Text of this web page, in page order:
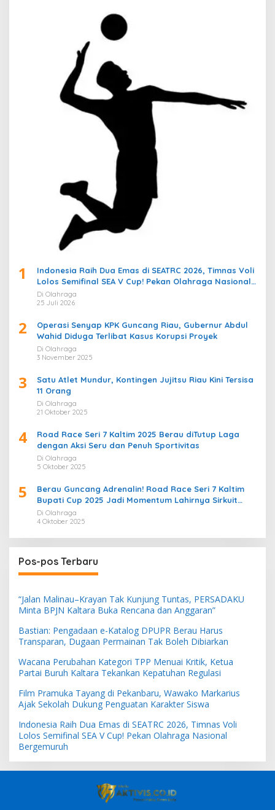
1
Indonesia Raih Dua Emas di SEATRC 2026, Timnas Voli
Lolos Semifinal SEA V Cup! Pekan Olahraga Nasional
Bergemuruh
Di Olahraga
25 Juli 2026
2
Operasi Senyap KPK Guncang Riau, Gubernur Abdul
Wahid Diduga Terlibat Kasus Korupsi Proyek
Di Olahraga
3 November 2025
3
Satu Atlet Mundur, Kontingen Jujitsu Riau Kini Tersisa
11 Orang
Di Olahraga
21 Oktober 2025
4
Road Race Seri 7 Kaltim 2025 Berau diTutup Laga
dengan Aksi Seru dan Penuh Sportivitas
Di Olahraga
5 Oktober 2025
5
Berau Guncang Adrenalin! Road Race Seri 7 Kaltim
Bupati Cup 2025 Jadi Momentum Lahirnya Sirkuit
Permanen 2026
Di Olahraga
4 Oktober 2025
Pos-pos Terbaru
“Jalan Malinau–Krayan Tak Kunjung Tuntas, PERSADAKU
Minta BPJN Kaltara Buka Rencana dan Anggaran”
Bastian: Pengadaan e-Katalog DPUPR Berau Harus
Transparan, Dugaan Permainan Tak Boleh Dibiarkan
Wacana Perubahan Kategori TPP Menuai Kritik, Ketua
Partai Buruh Kaltara Tekankan Kepatuhan Regulasi
Film Pramuka Tayang di Pekanbaru, Wawako Markarius
Ajak Sekolah Dukung Penguatan Karakter Siswa
Indonesia Raih Dua Emas di SEATRC 2026, Timnas Voli
Lolos Semifinal SEA V Cup! Pekan Olahraga Nasional
Bergemuruh